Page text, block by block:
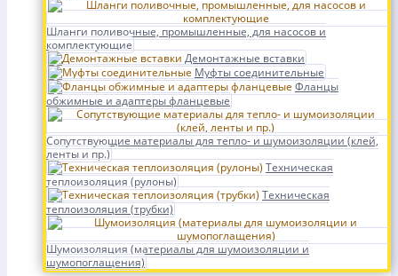
Шланги поливочные, промышленные, для насосов и
комплектующие
Демонтажные вставки
Муфты соединительные
Фланцы
обжимные и адаптеры фланцевые
Сопутствующие материалы для тепло- и шумоизоляции (клей,
ленты и пр.)
Техническая
теплоизоляция (рулоны)
Техническая
теплоизоляция (трубки)
Шумоизоляция (материалы для шумоизоляции и
шумопоглащения)